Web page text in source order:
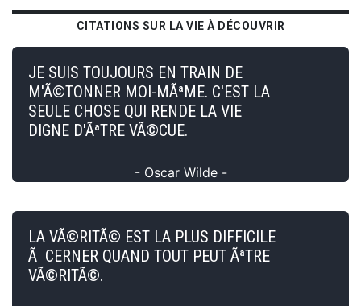
CITATIONS SUR LA VIE À DÉCOUVRIR
JE SUIS TOUJOURS EN TRAIN DE
M'Ã©TONNER MOI-MÃªME. C'EST LA
SEULE CHOSE QUI RENDE LA VIE
DIGNE D'ÃªTRE VÃ©CUE.
- Oscar Wilde -
LA VÃ©RITÃ© EST LA PLUS DIFFICILE
Ã CERNER QUAND TOUT PEUT ÃªTRE
VÃ©RITÃ©.